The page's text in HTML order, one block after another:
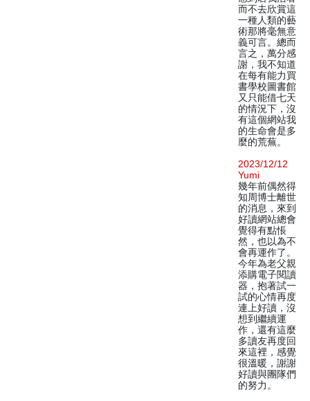
而不去欣賞這
一種人類的藝
術那將毫無意
義可言。總而
言之，萬分感
謝，我不知道
在每有能力買
書學校圖書館
又只能借七天
的情況下，沒
有這個網站我
的生命會是多
麼的荒蕪。
2023/12/12
Yumi
幾年前偶然得
知周博士離世
的消息，來到
好讀網站總會
覺得有點悵
然，也以為不
會再運作了。
今年為老父親
添購電子閱讀
器，抱著試一
試的心情再度
連上好讀，沒
想到繼續運
作，還有這麼
多讀友再度回
來這裡，感覺
很溫暖，謝謝
好讀與團隊們
的努力。